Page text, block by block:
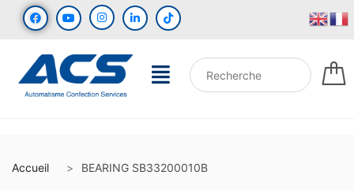
Accueil BEARING SB33200010B